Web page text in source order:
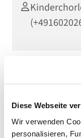
Diese Webseite
Wir verwenden
personalisieren,
Herzliche
das Singen im
Es ist kein
fließend lesen